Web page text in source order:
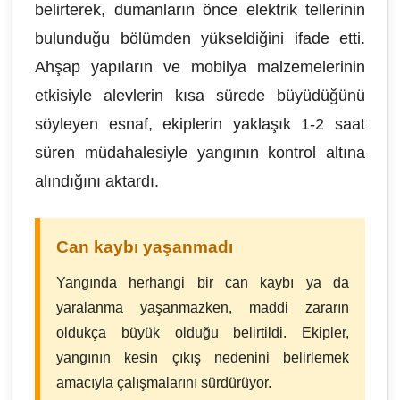
belirterek, dumanların önce elektrik tellerinin
bulunduğu bölümden yükseldiğini ifade etti.
Ahşap yapıların ve mobilya malzemelerinin
etkisiyle alevlerin kısa sürede büyüdüğünü
söyleyen esnaf, ekiplerin yaklaşık 1-2 saat
süren müdahalesiyle yangının kontrol altına
alındığını aktardı.
Can kaybı yaşanmadı
Yangında herhangi bir can kaybı ya da
yaralanma yaşanmazken, maddi zararın
oldukça büyük olduğu belirtildi. Ekipler,
yangının kesin çıkış nedenini belirlemek
amacıyla çalışmalarını sürdürüyor.